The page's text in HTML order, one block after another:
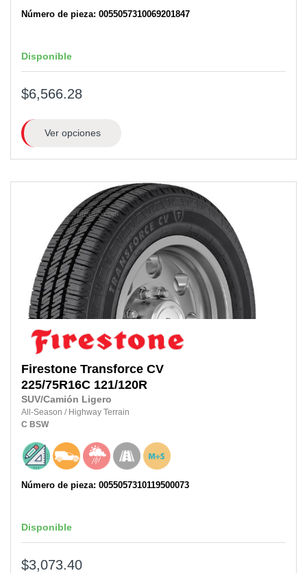
Número de pieza: 0055057310069201847
Disponible
$6,566.28
Ver opciones
Firestone Transforce CV
225/75R16C 121/120R
SUV/Camión Ligero
All-Season / Highway Terrain
C BSW
Número de pieza: 0055057310119500073
Disponible
$3,073.40